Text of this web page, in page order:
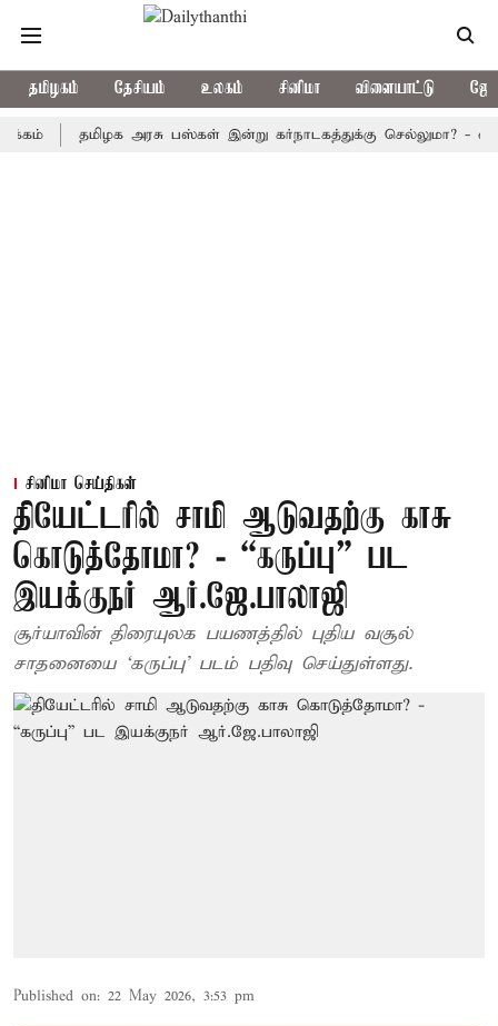
தமிழகம் தேசியம் உலகம் சினிமா விளையாட்டு
தமிழக அரசு பஸ்கள் இன்று கர்நாடகத்துக்கு செல்லுமா? -
சினிமா செய்திகள்
தியேட்டரில் சாமி ஆடுவதற்கு காசு
கொடுத்தோமா? - “கருப்பு” பட
இயக்குநர் ஆர்.ஜே.பாலாஜி
சூர்யாவின் திரையுலக பயணத்தில் புதிய வசூல்
சாதனையை ‘கருப்பு’ படம் பதிவு செய்துள்ளது.
Published on: 22 May 2026, 3:53 pm